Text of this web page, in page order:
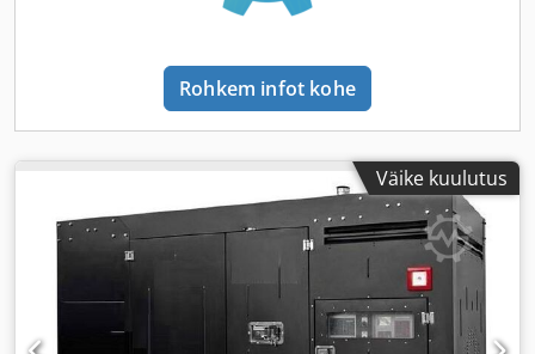
Rohkem infot kohe
Väike kuulutus